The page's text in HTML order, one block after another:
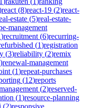
react (8)react-19 (2)react-
estate (5)real-estate-
management
)recruitment (6)recurring-
(1)registration
(3)reliability (2)remix
)renewal-management
(1)repeat-purchases
(12)reports
(2)reserved-
(1)resource-planning
(2)responsive